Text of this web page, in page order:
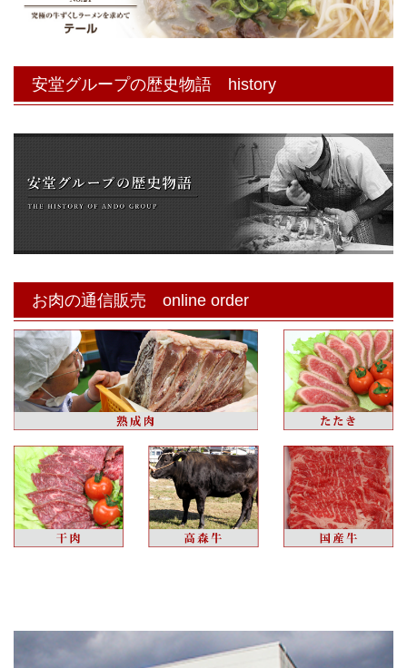
安堂グループの歴史物語 history
お肉の通信販売 online order